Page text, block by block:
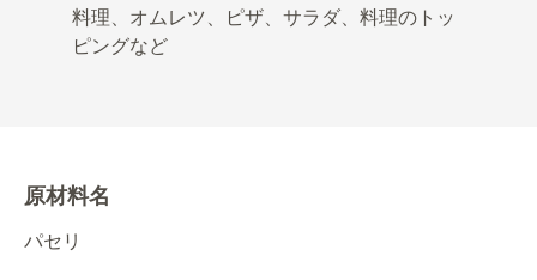
料理、オムレツ、ピザ、サラダ、料理のトッ
ピングなど
原材料名
パセリ